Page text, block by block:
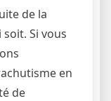
de la
Si vous
en
de